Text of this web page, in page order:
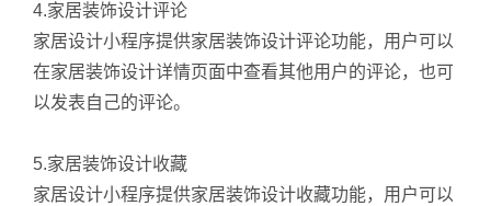
4.家居装饰设计评论
家居设计小程序提供家居装饰设计评论功能，用户可以
在家居装饰设计详情页面中查看其他用户的评论，也可
以发表自己的评论。
5.家居装饰设计收藏
家居设计小程序提供家居装饰设计收藏功能，用户可以